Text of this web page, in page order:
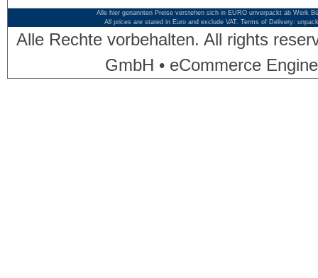
Alle hier genannten Preise verstehen sich in EURO unverpackt ab Werk
All prices are stated in Euro and exclude VAT. Terms of Delivery:
Alle Rechte vorbehalten. All rights
GmbH • eCommerce